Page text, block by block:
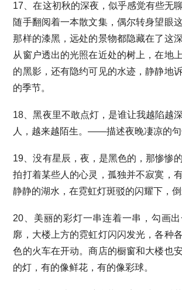
17、在这初秋的深夜，似乎感觉有些无
随手翻阅着一本散文集，偶尔转身望眼
那样的漆黑，远处的景物都隐藏在了这
从窗户透出的光照在近处的树上，在地
的黑影，还有隐约可见的水迹，静静地
的季节。
18、黑夜里不敢点灯，是谁让我越陷越
人，越来越陌生。——描述夜晚凄凉的句
19、没有星辰，夜，是黑色的，那惨惨
拍打着某些人的心灵，孤独并不寂寞，
静静的湖水，在霓虹灯斑驳的闪耀下，倒
20、美丽的彩灯一串连着一串，勾画
廓，大楼上方的霓虹灯闪闪发光，各种
色的火车在开动。商店的橱窗和大楼也
的灯，有的像鲜花，有的像彩球。